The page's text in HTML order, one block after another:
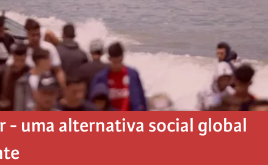
- uma alternativa social global